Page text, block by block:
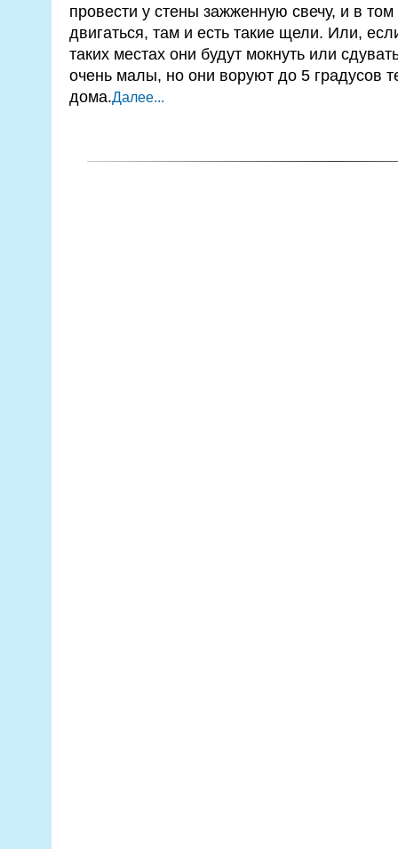
провести у стены зажженную свечу, и в том
двигаться, там и есть такие щели. Или,
таких местах они будут мокнуть или
очень малы, но они воруют до 5 градусов
дома.Далее...